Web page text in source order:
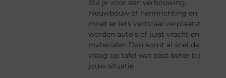
Sta je voor een verbouwing,
nieuwbouw of herinrichting en
moet er iets verticaal verplaatst
worden auto’s of juist vracht en
materialen Dan komt al snel de
vraag op tafel wat past beter bij
jouw situatie